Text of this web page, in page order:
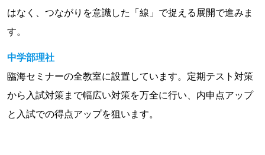
はなく、つながりを意識した「線」で捉える展開で進みま
す。
中学部理社
臨海セミナーの全教室に設置しています。定期テスト対策
から入試対策まで幅広い対策を万全に行い、内申点アップ
と入試での得点アップを狙います。